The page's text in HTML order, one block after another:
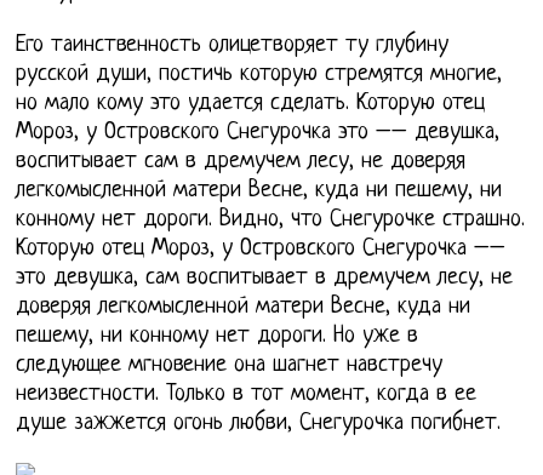
Его таинственность олицетворяет ту глубину
русской души, постичь которую стремятся многие,
но мало кому это удается сделать. Которую отец
Мороз, у Островского Снегурочка это –– девушка,
воспитывает сам в дремучем лесу, не доверяя
легкомысленной матери Весне, куда ни пешему, ни
конному нет дороги. Видно, что Снегурочке страшно.
Которую отец Мороз, у Островского Снегурочка ––
это девушка, сам воспитывает в дремучем лесу, не
доверяя легкомысленной матери Весне, куда ни
пешему, ни конному нет дороги. Но уже в
следующее мгновение она шагнет навстречу
неизвестности. Только в тот момент, когда в ее
душе зажжется огонь любви, Снегурочка погибнет.